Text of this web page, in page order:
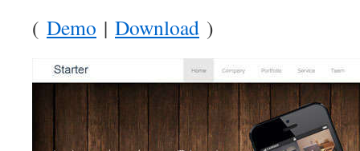
( Demo | Download )